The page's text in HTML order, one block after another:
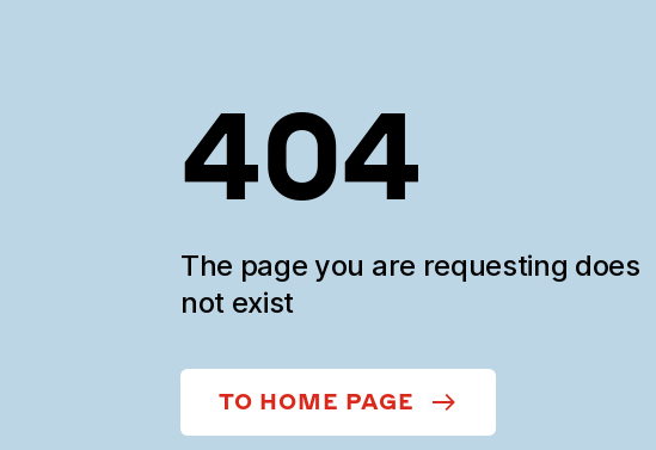
404
The page you are requesting does
not exist
TO HOME PAGE